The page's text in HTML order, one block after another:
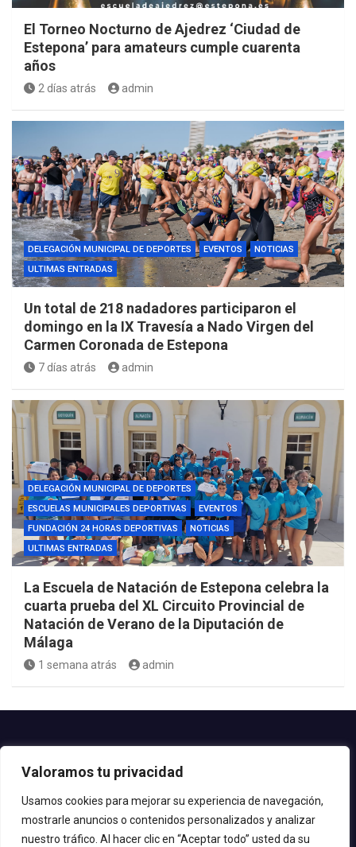
Valoramos tu privacidad
Usamos cookies para mejorar su experiencia de navegación,
mostrarle anuncios o contenidos personalizados y analizar
nuestro tráfico. Al hacer clic en “Aceptar todo” usted da su
El Torneo Nocturno de Ajedrez ‘Ciudad de
Estepona’ para amateurs cumple cuarenta
años
2 días atrás admin
DELEGACIÓN MUNICIPAL DE DEPORTES EVENTOS
NOTICIAS
ULTIMAS ENTRADAS
Un total de 218 nadadores participaron el
domingo en la IX Travesía a Nado Virgen del
Carmen Coronada de Estepona
7 días atrás admin
DELEGACIÓN MUNICIPAL DE DEPORTES
ESCUELAS MUNICIPALES DEPORTIVAS
EVENTOS
FUNDACIÓN 24 HORAS DEPORTIVAS
NOTICIAS
ULTIMAS ENTRADAS
La Escuela de Natación de Estepona celebra la
cuarta prueba del XL Circuito Provincial de
Natación de Verano de la Diputación de
Málaga
1 semana atrás admin
Teléfono: 952.80.24.44
© 2020 Delegación de Deportes